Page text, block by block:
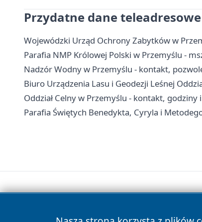
Przydatne dane teleadresowe
Wojewódzki Urząd Ochrony Zabytków w
Parafia NMP Królowej Polski w Przemyślu -
Nadzór Wodny w Przemyślu - kontakt,
Biuro Urządzenia Lasu i Geodezji Leśnej
Oddział Celny w Przemyślu - kontakt, godziny
Parafia Świętych Benedykta, Cyryla i